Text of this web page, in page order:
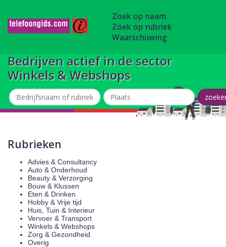
Zoek op naam
Zoek op rubriek
Waarschuwing
Bedrijven actief in de sector
Winkels & Webshops
Rubrieken
Advies & Consultancy
Auto & Onderhoud
Beauty & Verzorging
Bouw & Klussen
Eten & Drinken
Hobby & Vrije tijd
Huis, Tuin & Interieur
Vervoer & Transport
Winkels & Webshops
Zorg & Gezondheid
Overig